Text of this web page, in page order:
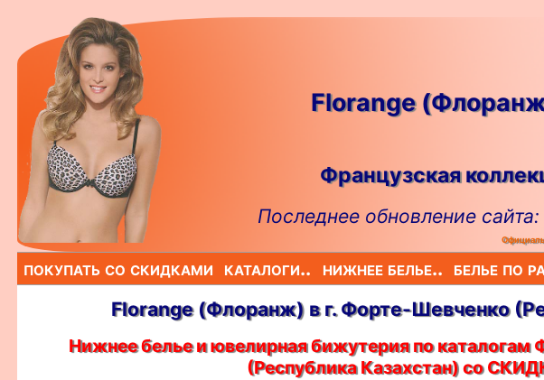
Florange
Французская
Последнее обновление
покупать со скидками каталоги.. нижнее белье.. белье по
Florange (Флоранж) в г. Форте-Шевченко
Нижнее белье и ювелирная бижутерия по
(Республика Казахстан) со